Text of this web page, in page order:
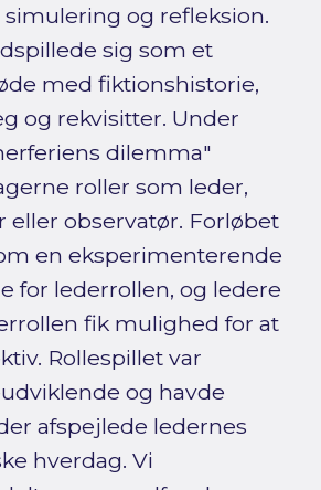
og refleksion.
sig som et
med fiktionshistorie,
og rekvisitter. Under
dilemma"
roller som leder,
eller observatør. Forløbet
en eksperimenterende
for lederrollen, og ledere
fik mulighed for at
Rollespillet var
og havde
afspejlede ledernes
hverdag. Vi